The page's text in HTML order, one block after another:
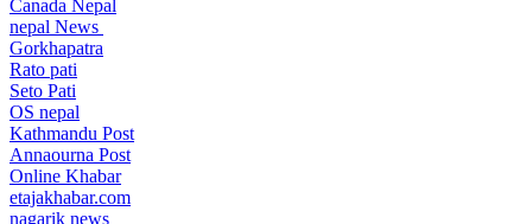
Canada Nepal​
nepal News
Gorkhapatra
Rato pati
Seto Pati
OS nepal
Kathmandu Post
Annaourna Post
Online Khabar
etajakhabar.com
nagarik news